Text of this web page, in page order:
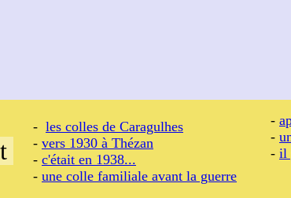
- les colles de Caragulhes
- vers 1930 à Thézan
- c'était en 1938...
- une colle familiale avant la guerre
-
-
- il